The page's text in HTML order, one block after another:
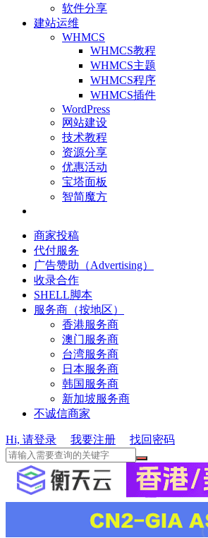
软件分享
建站运维
WHMCS
WHMCS教程
WHMCS主题
WHMCS程序
WHMCS插件
WordPress
网站建设
技术教程
资源分享
优惠活动
宝塔面板
智简魔方
商家投稿
代付服务
广告赞助（Advertising）
收录合作
SHELL脚本
服务商（按地区）
香港服务商
澳门服务商
台湾服务商
日本服务商
韩国服务商
新加坡服务商
不诚信商家
Hi, 请登录 我要注册 找回密码